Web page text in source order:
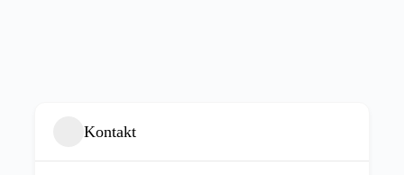
Kontakt